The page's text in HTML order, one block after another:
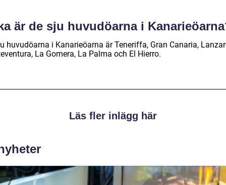
är de sju huvudöarna i
huvudöarna i Kanarieöarna är Teneriffa, Gran Canaria,
La Gomera, La Palma och El Hierro.
Läs fler inlägg här